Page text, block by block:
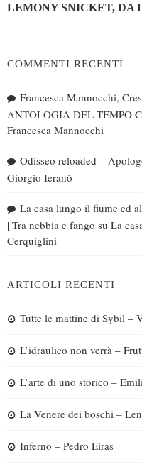
LEMONY SNICKET, DA
COMMENTI RECENTI
Francesca Mannocchi,
ANTOLOGIA DEL TEMPO
Francesca Mannocchi
Odisseo reloaded –
Giorgio Ieranò
La casa lungo il fiume ed
| Tra nebbia e fango su La
Cerquiglini
ARTICOLI RECENTI
Tutte le mattine di Sybil –
L’idraulico non verrà –
L’arte di uno storico –
La Venere dei boschi –
Inferno – Pedro Eiras